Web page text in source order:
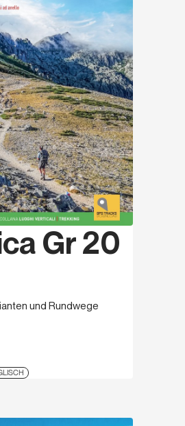
Gr 20
und Rundwege